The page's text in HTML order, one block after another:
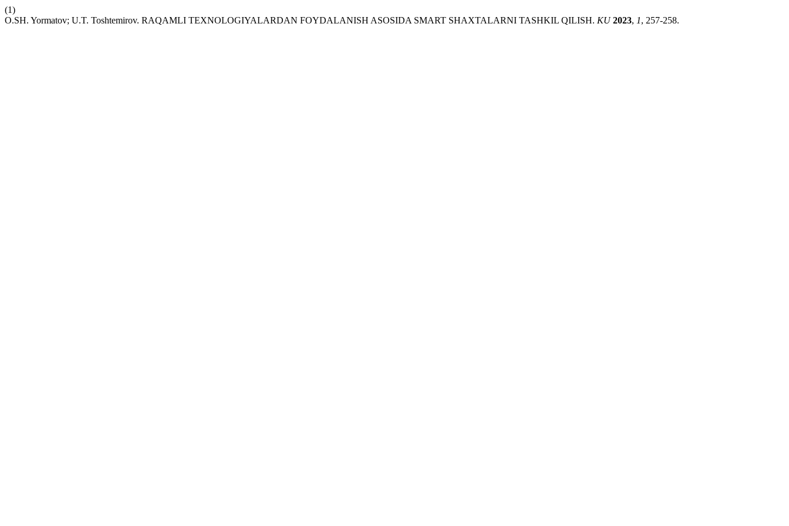
(1)
O.SH. Yormatov; U.T. Toshtemirov. RAQAMLI TEXNOLOGIYALARDAN FOYDALANISH ASOSIDA SMART SHAXTALARNI TASHKIL QILISH. KU 2023, 1, 257-258.